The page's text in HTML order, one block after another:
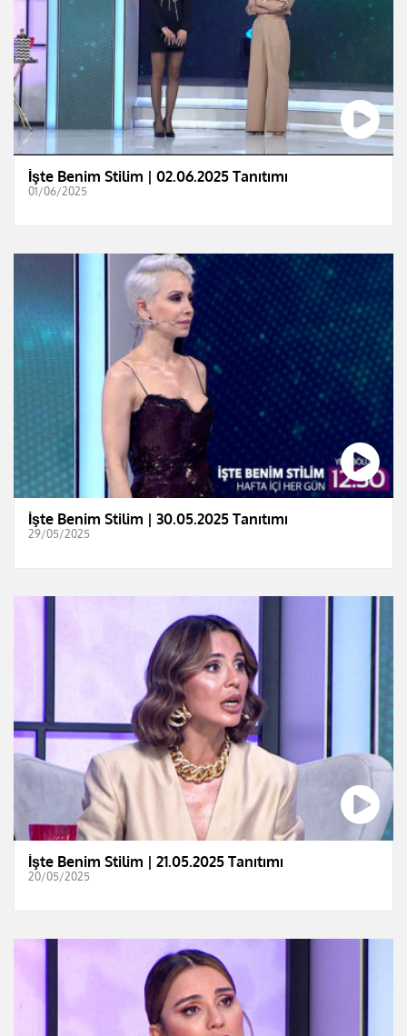
İşte Benim Stilim | 02.06.2025 Tanıtımı
01/06/2025
İşte Benim Stilim | 30.05.2025 Tanıtımı
29/05/2025
İşte Benim Stilim | 21.05.2025 Tanıtımı
20/05/2025